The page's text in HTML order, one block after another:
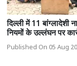
दिल्ली में 11 बांग्लादेशी
नियमों के उल्लंघन पर
Published On 05 Aug